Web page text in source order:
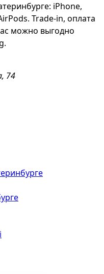
iPhone,
Trade-in, оплата
можно выгодно
74